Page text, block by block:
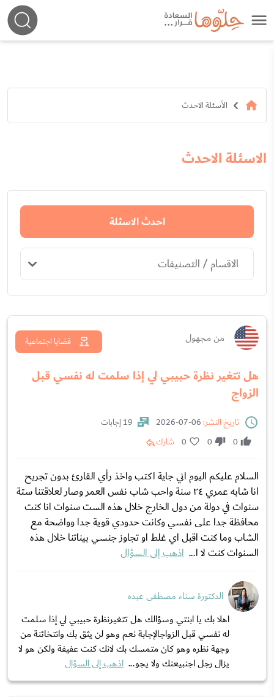
الأسئلة الاحدث
الاسئلة الاحدث
احدث الاسئلة
الاقسام / التصنيفات
من مجهول
هل تتغير نظرة حبيبي لي إذا سلمت له نفسي قبل
الزواج
قضايا اجتماعية
تاريخ النشر:
19 إجابات
0
0
0 شارك
السلام عليكم اليوم اني جاية اكتب واخذ رأي القارئ بدون تجريح
انا شابه عمري ٢٤ سنة واحب شاب نفس العمر وصار لعلاقتنا ستة
سنوات في دولة من دول الخارج خلال هذه الست سنوات انا كنت
محافظة جدا على نفسي وكانت حدودي قوية جدا وواضحة مع
الشاب وما كنت اقبل اي غلط او تجاوز جنسي بيناتنا خلال هذه
السنوات كنت لا ا... اذهب إلى السؤال
الدكتورة سناء مصطفى عبده
اهلا بك يا ابنتي وسؤالك هل تتغيرنظرة حبيبي لي إذا سلمت
له نفسي قبل الزواجالإجابة نعم وهو لن يثق بك وانتخائنة من
وجهة نظره وهو كان متمسك بك لانك كنت عفيفة ولكن هو لا
يزال رجل اجنبيعنك ولا يجو... اذهب إلى السؤال